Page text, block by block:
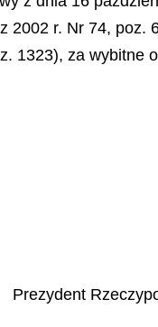
2002 r. Nr 74, poz.
1323), za wybitne
Prezydent